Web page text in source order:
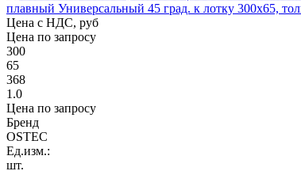
плавный Универсальный 45 град. к лотку 300х65,
Цена с НДС, руб
Цена по запросу
300
65
368
1.0
Цена по запросу
Бренд
OSTEC
Ед.изм.:
шт.